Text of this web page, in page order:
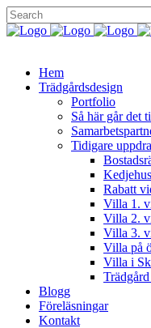
Hem
Trädgårdsdesign
Portfolio
Så här går det
Tidigare
Rabatt
Villa 1.
Villa 2.
Villa 3.
Villa på
Villa i
Blogg
Föreläsningar
Kontakt